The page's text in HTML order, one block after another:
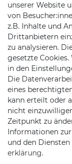
2026
unserer Website
von
z.B. Inhalte und
Drittanbietern
zu analysieren.
gesetzte
in den
Die
eines
kann erteilt oder
nicht
Zeitpunkt zu
Informationen
und den
erklärung.